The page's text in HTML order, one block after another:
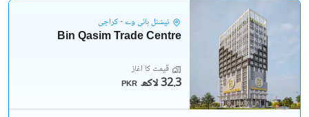
نیشنل ہائی وے - کراچی
Bin Qasim Trade Centre
قیمت کا آغاز
PKR 32.3 لاکھ